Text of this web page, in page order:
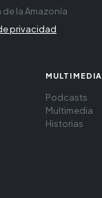
la Amazonía
privacidad
MULTIMEDIA
Podcasts
Multimedia
Historias